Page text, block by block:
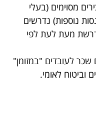
מסוימים (בעלי
נוספות) נדרשים
מעת לעת לפי
שכר לעובדים "במזומן"
וביטוח לאומי.